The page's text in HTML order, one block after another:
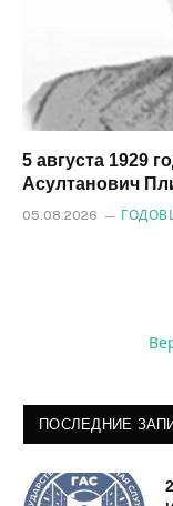
5 августа 1929
Асултанович
05.08.2026
ПОСЛЕДНИЕ